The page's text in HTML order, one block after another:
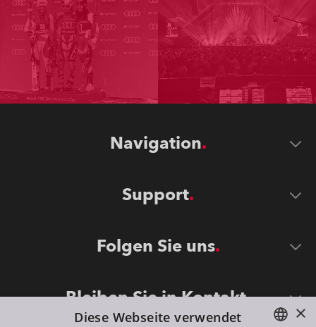
Navigation
Support
Folgen Sie uns
Bleiben Sie in Kontakt
×
Diese Webseite verwendet